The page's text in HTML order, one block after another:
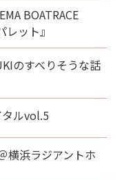
BOATRACE
レット』
のすべりそうな話
ルvol.5
横浜ラジアントホ